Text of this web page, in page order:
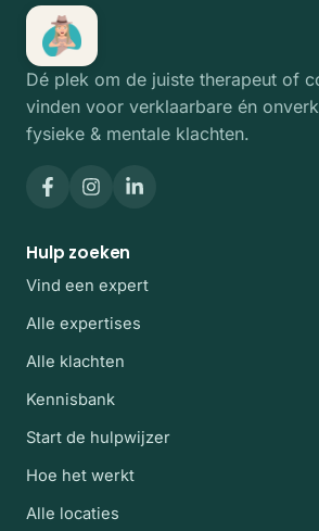
Dé plek om de juiste therapeut of
vinden voor verklaarbare én
fysieke & mentale klachten.
Hulp zoeken
Vind een expert
Alle expertises
Alle klachten
Kennisbank
Start de hulpwijzer
Hoe het werkt
Alle locaties